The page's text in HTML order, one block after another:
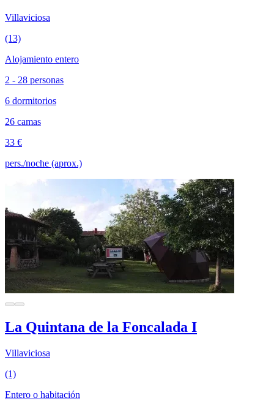
Villaviciosa
(13)
Alojamiento entero
2 - 28 personas
6 dormitorios
26 camas
33 €
pers./noche (aprox.)
La Quintana de la Foncalada I
Villaviciosa
(1)
Entero o habitación